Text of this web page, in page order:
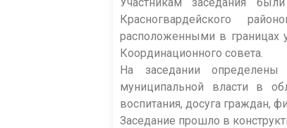
Красногвардейского
расположенными в границах
Координационного совета.
На заседании определены
муниципальной власти в
воспитания, досуга граждан,
Заседание прошло в